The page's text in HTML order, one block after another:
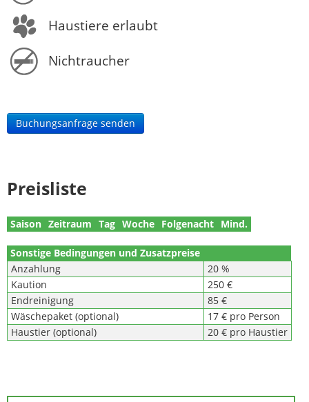
Haustiere erlaubt
Nichtraucher
Buchungsanfrage senden
Preisliste
Saison Zeitraum Tag Woche Folgenacht Mind.
Sonstige Bedingungen und Zusatzpreise
Anzahlung
20 %
Kaution
250 €
Endreinigung
85 €
Wäschepaket (optional)
17 € pro Person
Haustier (optional)
20 € pro Haustier